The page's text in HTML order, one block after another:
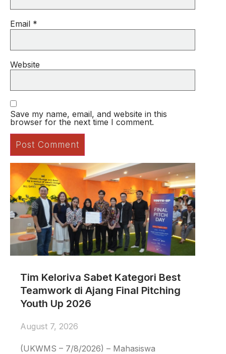
Email *
Website
Save my name, email, and website in this
browser for the next time I comment.
Tim Keloriva Sabet Kategori Best
Teamwork di Ajang Final Pitching
Youth Up 2026
August 7, 2026
(UKWMS – 7/8/2026) – Mahasiswa